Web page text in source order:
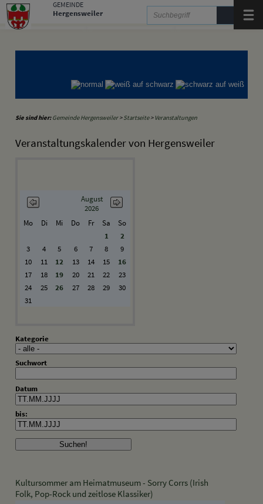
Zum Inhalt zur Navigation springen.
GEMEINDE
Hergensweiler
Gemeinde Hergensweiler Gemeinde Sigmarszell Gemeinde Weißensberg
Sie sind hier: Gemeinde Hergensweiler>Startseite> Veranstaltungen
Veranstaltungskalender von Hergensweiler
August
2026
Mo
Di Mi Do Fr Sa
So
1
2
3
4 5 6 7 8
9
10
11 12 13 14 15
16
17
18 19 20 21 22
23
24
25 26 27 28 29
30
31
Kategorie
Suchwort
Datum
bis:
Kultursommer am Heimatmuseum - Sorry Corrs (Irish
Folk, Pop-Rock und zeitlose Klassiker)